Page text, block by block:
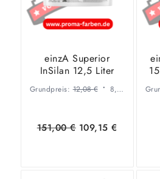
einzA Superior
InSilan 12,5 Liter
Grundpreis:12,08€ 8,73
151,00€ Preis
109,15€